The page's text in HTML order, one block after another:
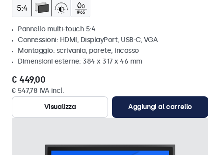
Pannello multi-touch 5:4
Connessioni: HDMI, DisplayPort, USB-C, VGA
Montaggio: scrivania, parete, incasso
Dimensioni esterne: 384 x 317 x 46 mm
€ 449,00
€ 547,78 IVA incl.
Visualizza
Aggiungi al carrello